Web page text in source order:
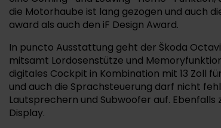
die Motorhaube ist lang gezogen und auch
award als auch den iF Design Award.
In puncto Ausstattung geht der Škoda
mitsamt Lordosenstütze und
digitales Cockpit in Kombination mit 13 Zoll
und auch die Sprachsteuerung darf nicht
Lautsprechern und Subwoofer auf.
Display.